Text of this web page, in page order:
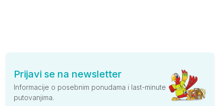
Prijavi se na newsletter
Informacije o posebnim ponudama i last-minute
putovanjima.